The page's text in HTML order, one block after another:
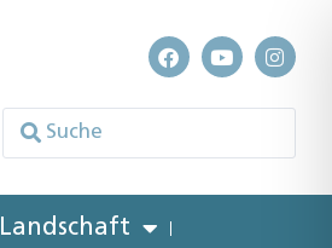
Landschaft